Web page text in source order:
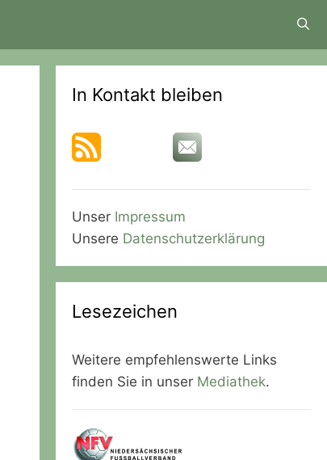
In Kontakt bleiben
Unser Impressum
Unsere Datenschutzerklärung
Lesezeichen
Weitere empfehlenswerte Links
finden Sie in unser Mediathek.